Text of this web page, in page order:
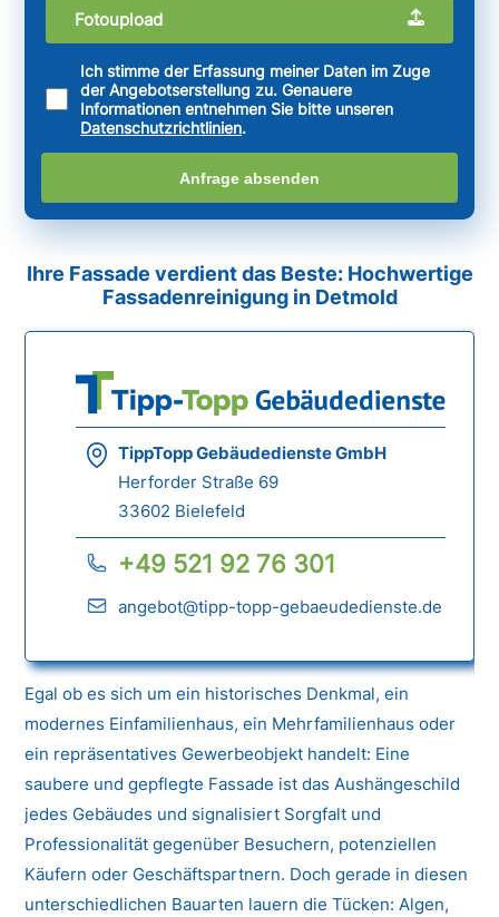
Fotoupload
Ich stimme der Erfassung meiner Daten im Zuge
der Angebotserstellung zu. Genauere
Informationen entnehmen Sie bitte unseren
Datenschutzrichtlinien.
Anfrage absenden
Ihre Fassade verdient das Beste: Hochwertige
Fassadenreinigung in Detmold
TippTopp Gebäudedienste GmbH
Herforder Straße 69
33602 Bielefeld
+49 521 92 76 301
angebot@tipp-topp-gebaeudedienste.de
Egal ob es sich um ein historisches Denkmal, ein
modernes Einfamilienhaus, ein Mehrfamilienhaus oder
ein repräsentatives Gewerbeobjekt handelt: Eine
saubere und gepflegte Fassade ist das Aushängeschild
jedes Gebäudes und signalisiert Sorgfalt und
Professionalität gegenüber Besuchern, potenziellen
Käufern oder Geschäftspartnern. Doch gerade in diesen
unterschiedlichen Bauarten lauern die Tücken: Algen,